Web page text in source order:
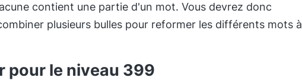
contient une partie d'un mot. Vous devrez donc
plusieurs bulles pour reformer les différents mots à
pour le niveau 399